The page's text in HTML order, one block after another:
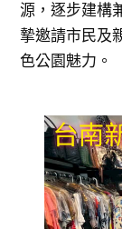
源，逐步建構
摯邀請市民及
色公園魅力。